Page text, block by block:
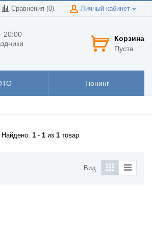
Сравнения (0) Личный кабинет
20:00
Корзина
Пуста
Тюнинг
Найдено: 1 - 1 из 1 товар
Вид